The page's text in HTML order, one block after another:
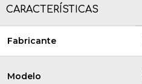
CARACTERÍSTICAS
Fabricante
Modelo